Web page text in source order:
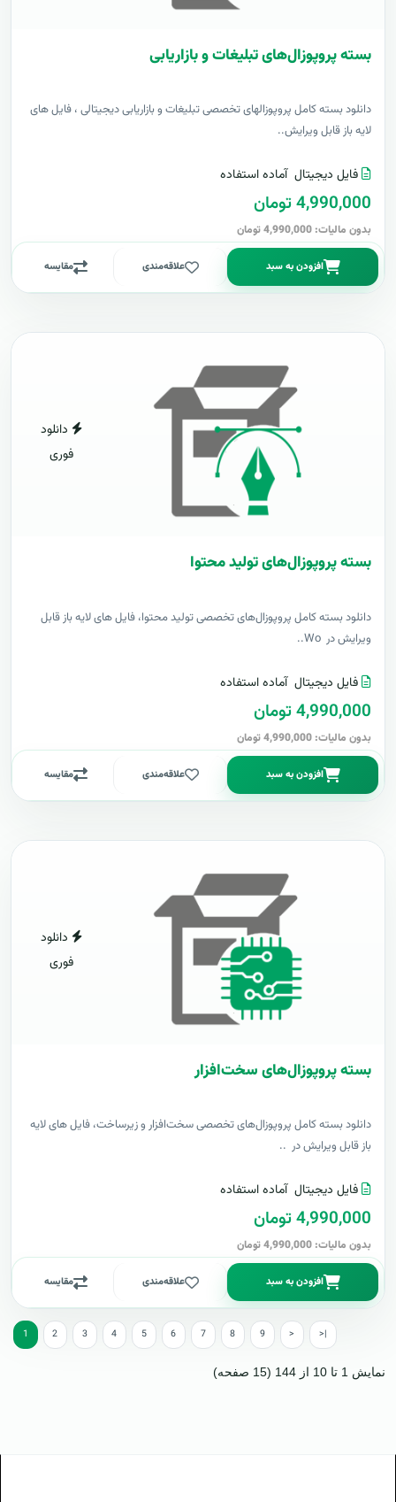
بسته پروپوزال‌های تبلیغات و بازاریابی
دانلود بسته کامل پروپوزالهای تخصصی تبلیغات و بازاریابی دیجیتالی ، فایل های
لایه باز قابل ویرایش..
فایل دیجیتال آماده استفاده
4,990,000 تومان
بدون مالیات: 4,990,000 تومان
افزودن به سبد علاقه‌مندی مقایسه
دانلود
فوری
بسته پروپوزال‌های تولید محتوا
دانلود بسته کامل پروپوزال‌های تخصصی تولید محتوا، فایل های لایه باز قابل
ویرایش در Wo..
فایل دیجیتال آماده استفاده
4,990,000 تومان
بدون مالیات: 4,990,000 تومان
افزودن به سبد علاقه‌مندی مقایسه
دانلود
فوری
بسته پروپوزال‌های سخت‌افزار
دانلود بسته کامل پروپوزال‌های تخصصی سخت‌افزار و زیرساخت، فایل های لایه
باز قابل ویرایش در ..
فایل دیجیتال آماده استفاده
4,990,000 تومان
بدون مالیات: 4,990,000 تومان
افزودن به سبد علاقه‌مندی مقایسه
1 2 3 4 5 6 7 8 9 > >|
نمایش 1 تا 10 از 144 (15 صفحه)